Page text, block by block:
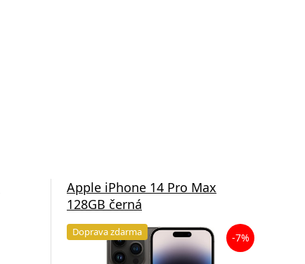
Apple iPhone 14 Pro Max
128GB černá
Doprava zdarma -7%